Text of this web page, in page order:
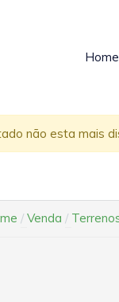
Home
não esta mais
Venda